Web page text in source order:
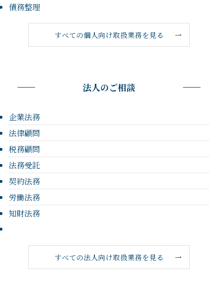
債務整理
すべての個人向け取扱業務を見る
法人のご相談
企業法務
法律顧問
税務顧問
法務受託
契約法務
労働法務
知財法務
すべての法人向け取扱業務を見る